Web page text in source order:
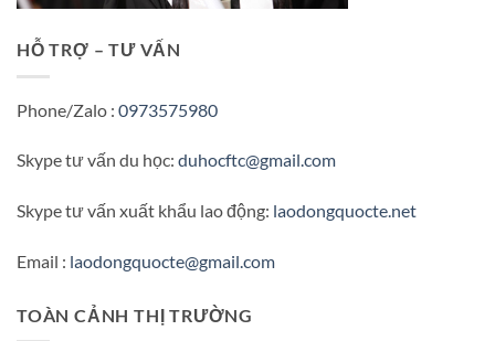
HỖ TRỢ – TƯ VẤN
Phone/Zalo : 0973575980
Skype tư vấn du học: duhocftc@gmail.com
Skype tư vấn xuất khẩu lao động: laodongquocte.net
Email : laodongquocte@gmail.com
TOÀN CẢNH THỊ TRƯỜNG